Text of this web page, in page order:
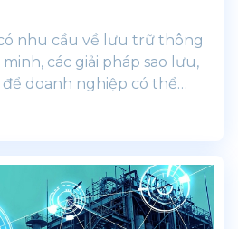
nhu cầu về lưu trữ thông
các giải pháp sao lưu,
doanh nghiệp có thể